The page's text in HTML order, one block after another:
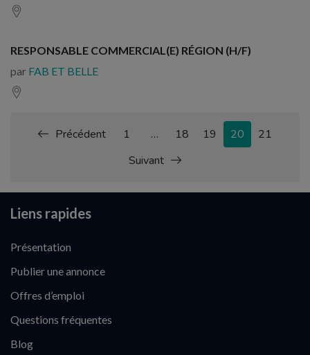
RESPONSABLE COMMERCIAL(E) RÉGION (H/F)
par FAB ET BELLE
Précédent 1 … 18 19 20
21
Suivant
Liens rapides
Présentation
Publier une annonce
Offres d’emploi
Questions fréquentes
Blog